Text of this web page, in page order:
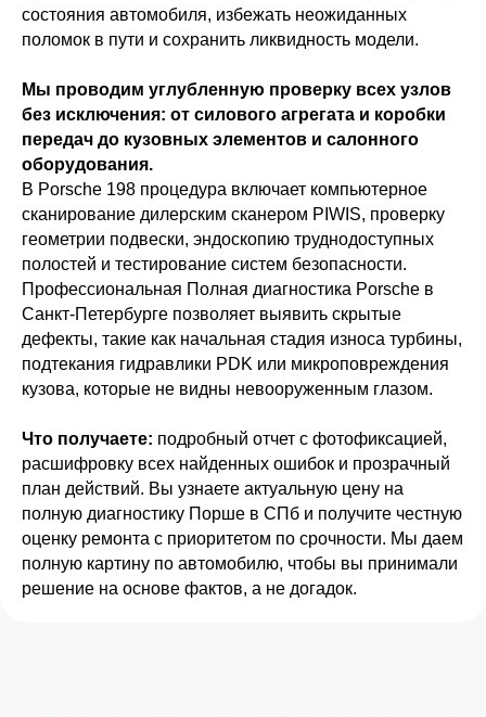
состояния автомобиля, избежать неожиданных
поломок в пути и сохранить ликвидность модели.
Мы проводим углубленную проверку всех узлов
без исключения: от силового агрегата и коробки
передач до кузовных элементов и салонного
оборудования.
В Porsche 198 процедура включает компьютерное
сканирование дилерским сканером PIWIS, проверку
геометрии подвески, эндоскопию труднодоступных
полостей и тестирование систем безопасности.
Профессиональная Полная диагностика Porsche в
Санкт-Петербурге позволяет выявить скрытые
дефекты, такие как начальная стадия износа турбины,
подтекания гидравлики PDK или микроповреждения
кузова, которые не видны невооруженным глазом.
Что получаете: подробный отчет с фотофиксацией,
расшифровку всех найденных ошибок и прозрачный
план действий. Вы узнаете актуальную цену на
полную диагностику Порше в СПб и получите честную
оценку ремонта с приоритетом по срочности. Мы даем
полную картину по автомобилю, чтобы вы принимали
решение на основе фактов, а не догадок.
Бесплатный осмотр
1 системы при первом
Записаться с бонусом